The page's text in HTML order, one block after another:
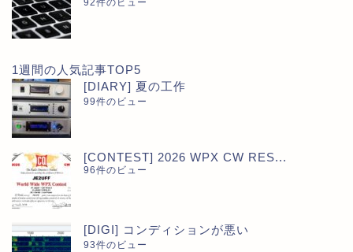
92件のビュー
1週間の人気記事TOP5
[DIARY] 夏の工作
99件のビュー
[CONTEST] 2026 WPX CW RES...
96件のビュー
[DIGI] コンディションが悪い
93件のビュー